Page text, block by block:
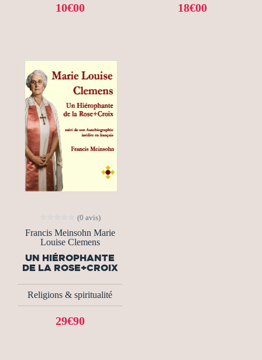
10€00 18€00
(0 avis)
Francis Meinsohn Marie
Louise Clemens
UN HIÉROPHANTE
DE LA ROSE+CROIX
Religions & spiritualité
29€90